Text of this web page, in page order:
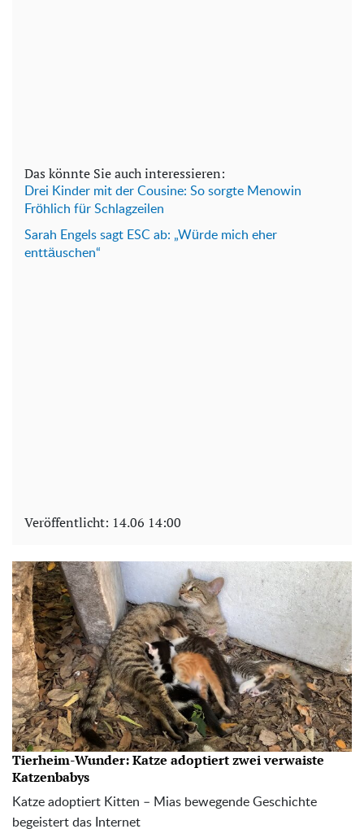
Das könnte Sie auch interessieren:
Drei Kinder mit der Cousine: So sorgte Menowin
Fröhlich für Schlagzeilen
Sarah Engels sagt ESC ab: „Würde mich eher
enttäuschen“
Veröffentlicht: 14.06 14:00
Tierheim-Wunder: Katze adoptiert zwei verwaiste
Katzenbabys
Katze adoptiert Kitten – Mias bewegende Geschichte
begeistert das Internet